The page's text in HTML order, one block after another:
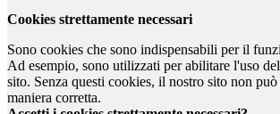
Cookies strettamente necessari
Sono cookies che sono indispensabili per il
Ad esempio, sono utilizzati per abilitare l'uso
sito. Senza questi cookies, il nostro sito non
maniera corretta.